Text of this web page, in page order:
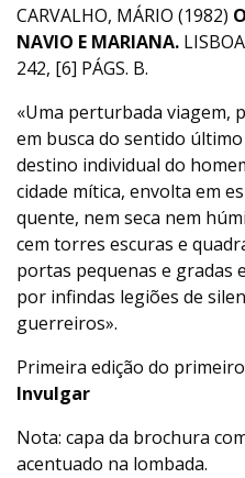
CARVALHO, MÁRIO (1982)
NAVIO E MARIANA.
242, [6] PÁGS. B.
«Uma perturbada viagem,
em busca do sentido
destino individual do
cidade mítica, envolta em
quente, nem seca nem
cem torres escuras e
portas pequenas e gradas
por infindas legiões de
guerreiros».
Primeira edição do
Invulgar
Nota: capa da brochura
acentuado na lombada.